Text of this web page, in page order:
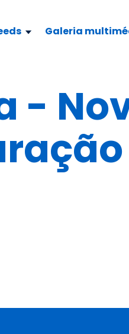
Galeria
-